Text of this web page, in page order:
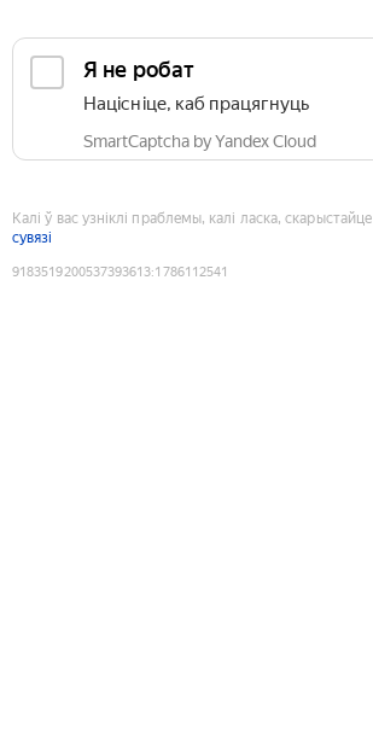
Я не робат
Націсніце, каб працягнуць
SmartCaptcha by Yandex Cloud
Калі ў вас узніклі праблемы, калі ласка, скарыстайце
сувязі
9183519200537393613:1786112541